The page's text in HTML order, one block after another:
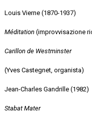
Louis Vierne (1870-1937)
Méditation (improvvisazione
Carillon de Westminster
(Yves Castegnet, organista)
Jean-Charles Gandrille (1982)
Stabat Mater